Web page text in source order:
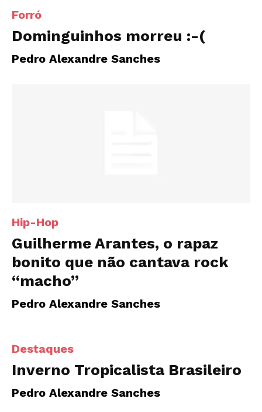
Forró
Dominguinhos morreu :-(
Pedro Alexandre Sanches
Hip-Hop
Guilherme Arantes, o rapaz
bonito que não cantava rock
“macho”
Pedro Alexandre Sanches
Destaques
Inverno Tropicalista Brasileiro
Pedro Alexandre Sanches